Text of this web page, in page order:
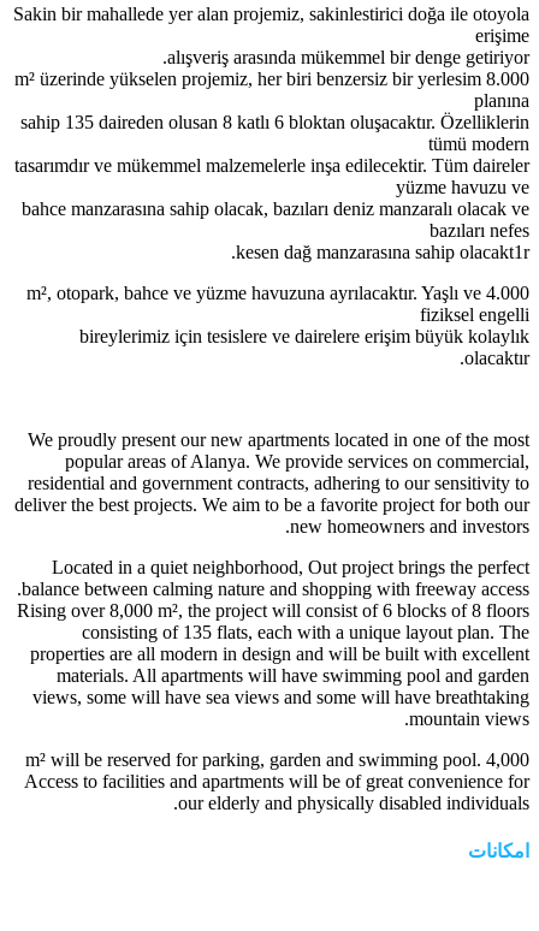
Sakin bir mahallede yer alan projemiz, sakinlestirici doğa ile otoyola
erişime
alışveriş arasında mükemmel bir denge getiriyor.
8.000 m² üzerinde yükselen projemiz, her biri benzersiz bir yerlesim
planına
sahip 135 daireden olusan 8 katlı 6 bloktan oluşacaktır. Özelliklerin
tümü modern
tasarımdır ve mükemmel malzemelerle inşa edilecektir. Tüm daireler
yüzme havuzu ve
bahce manzarasına sahip olacak, bazıları deniz manzaralı olacak ve
bazıları nefes
kesen dağ manzarasına sahip olacakt1r.
4.000 m², otopark, bahce ve yüzme havuzuna ayrılacaktır. Yaşlı ve
fiziksel engelli
bireylerimiz için tesislere ve dairelere erişim büyük kolaylık
olacaktır.
We proudly present our new apartments located in one of the most
popular areas of Alanya. We provide services on commercial,
residential and government contracts, adhering to our sensitivity to
deliver the best projects. We aim to be a favorite project for both our
new homeowners and investors.
Located in a quiet neighborhood, Out project brings the perfect
balance between calming nature and shopping with freeway access.
Rising over 8,000 m², the project will consist of 6 blocks of 8 floors
consisting of 135 flats, each with a unique layout plan. The
properties are all modern in design and will be built with excellent
materials. All apartments will have swimming pool and garden
views, some will have sea views and some will have breathtaking
mountain views.
4,000 m² will be reserved for parking, garden and swimming pool.
Access to facilities and apartments will be of great convenience for
our elderly and physically disabled individuals.
امکانات